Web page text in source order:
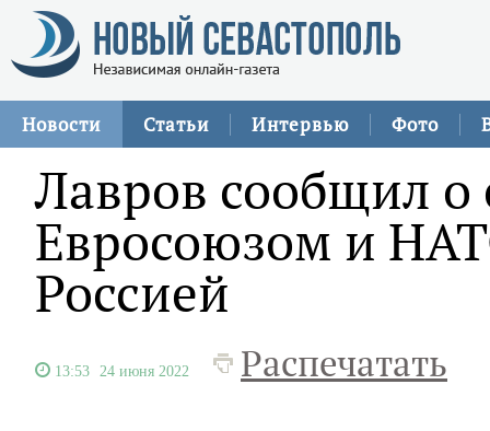
Новости Статьи Интервью Фото
Лавров сообщил о
Евросоюзом и
Россией
13:53 24 июня 2022 Распечатать